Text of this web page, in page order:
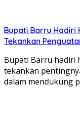
Bupati Barru Hadiri
Tekankan
Bupati Barru hadiri
tekankan
dalam mendukung